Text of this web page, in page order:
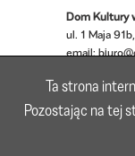
Dom Kultury
ul. 1 Maja
email:
Ta strona
Pozostając na tej